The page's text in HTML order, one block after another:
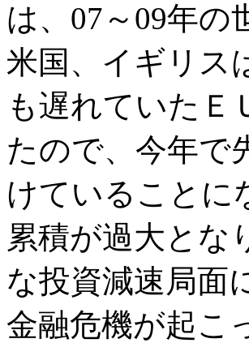
は、07～09年の
米国、イギリス
も遅れていたＥ
たので、今年で
けていることに
累積が過大とな
な投資減速局面
金融危機が起こ